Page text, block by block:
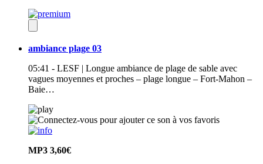
ambiance plage 03
05:41 - LESF | Longue ambiance de plage de sable avec
vagues moyennes et proches – plage longue – Fort-Mahon –
Baie…
MP3 3,60€